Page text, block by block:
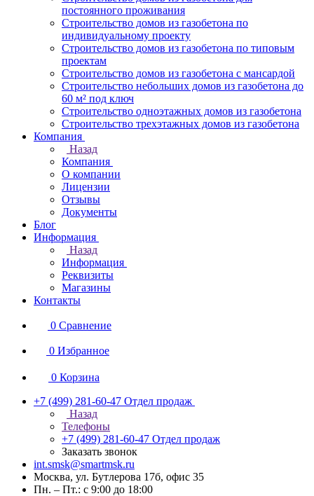
постоянного проживания
Строительство домов из газобетона по
индивидуальному проекту
Строительство домов из газобетона по типовым
проектам
Строительство домов из газобетона с мансардой
Строительство небольших домов из газобетона до
60 м² под ключ
Строительство одноэтажных домов из газобетона
Строительство трехэтажных домов из газобетона
Компания
Назад
Компания
О компании
Лицензии
Отзывы
Документы
Блог
Информация
Назад
Информация
Реквизиты
Магазины
Контакты
0 Сравнение
0 Избранное
0 Корзина
+7 (499) 281-60-47 Отдел продаж
Назад
Телефоны
+7 (499) 281-60-47 Отдел продаж
Заказать звонок
int.smsk@smartmsk.ru
Москва, ул. Бутлерова 17б, офис 35
Пн. – Пт.: с 9:00 до 18:00